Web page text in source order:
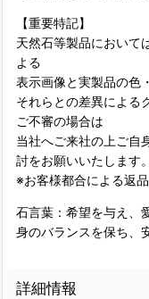
【重要特記】
天然石等製品において
よる
表示画像と実製品の色
それらとの差異による
ご不審の場合は
当社へご来社の上ご自
討をお願いいたします。
※お客様都合による返
石言葉：希望を与え、
身のバランスを保ち、
詳細情報